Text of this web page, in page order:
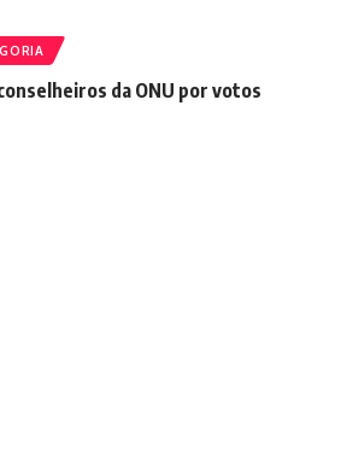
da ONU por votos